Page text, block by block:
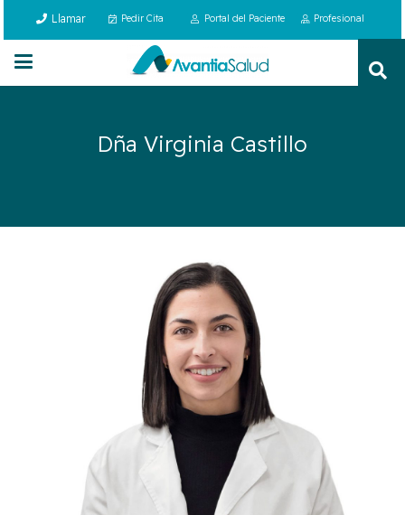
Llamar Pedir Cita Portal del Paciente Profesional
Dña Virginia Castillo